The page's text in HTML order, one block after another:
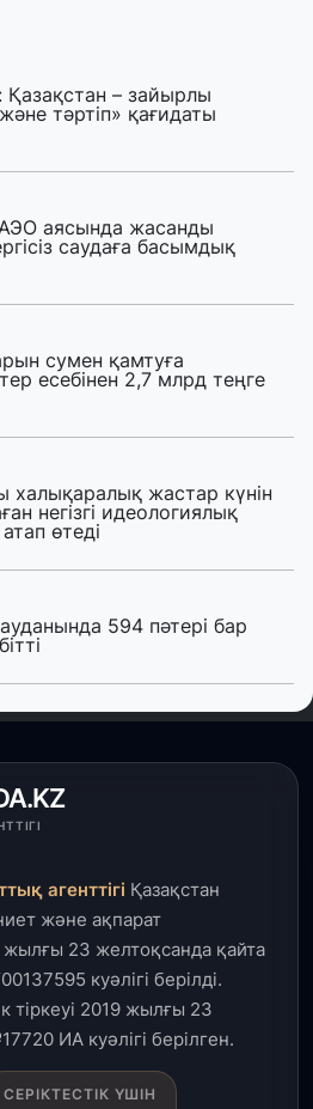
Қазақстан – зайырлы
тәртіп» қағидаты
аясында жасанды
саудаға басымдық
сумен қамтуға
есебінен 2,7 млрд теңге
халықаралық жастар күнін
негізгі идеологиялық
өтеді
594 пәтері бар
аурухана,
және жаңа театр
агенттігі Қазақстан
және ақпарат
жылғы 23 желтоқсанда қайта
куәлігі берілді.
тіркеуі 2019 жылғы 23
ИА куәлігі берілген.
СЕРІКТЕСТІК ҮШІН